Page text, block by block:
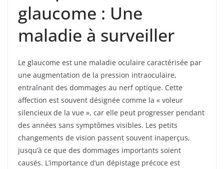
glaucome : Une
maladie à surveiller
Le glaucome est une maladie oculaire caractérisée par
une augmentation de la pression intraoculaire,
entraînant des dommages au nerf optique. Cette
affection est souvent désignée comme la « voleur
silencieux de la vue », car elle peut progresser pendant
des années sans symptômes visibles. Les petits
changements de vision passent souvent inaperçus,
jusqu’à ce que des dommages importants soient
causés. L’importance d’un dépistage précoce est